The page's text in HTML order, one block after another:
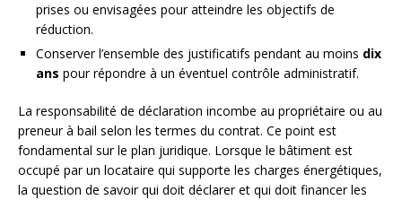
prises ou envisagées pour atteindre les objectifs de
réduction.
Conserver l’ensemble des justificatifs pendant au moins dix
ans pour répondre à un éventuel contrôle administratif.
La responsabilité de déclaration incombe au propriétaire ou au
preneur à bail selon les termes du contrat. Ce point est
fondamental sur le plan juridique. Lorsque le bâtiment est
occupé par un locataire qui supporte les charges énergétiques,
la question de savoir qui doit déclarer et qui doit financer les